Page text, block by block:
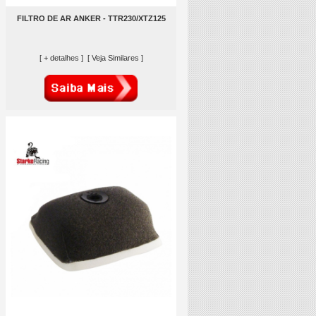
FILTRO DE AR ANKER - TTR230/XTZ125
[ + detalhes ] [ Veja Similares ]